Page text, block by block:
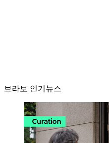
브라보 인기뉴스